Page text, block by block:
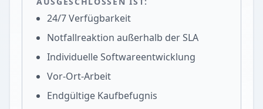
24/7 Verfügbarkeit
Notfallreaktion außerhalb der SLA
Individuelle Softwareentwicklung
Vor-Ort-Arbeit
Endgültige Kaufbefugnis